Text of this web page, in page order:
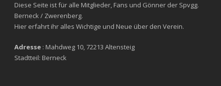
Diese Seite ist für alle Mitglieder, Fans und Gönner der Spvgg.
Berneck / Zwerenberg.
Hier erfahrt ihr alles Wichtige und Neue über den Verein.
Adresse : Mahdweg 10, 72213 Altensteig
Stadtteil: Berneck